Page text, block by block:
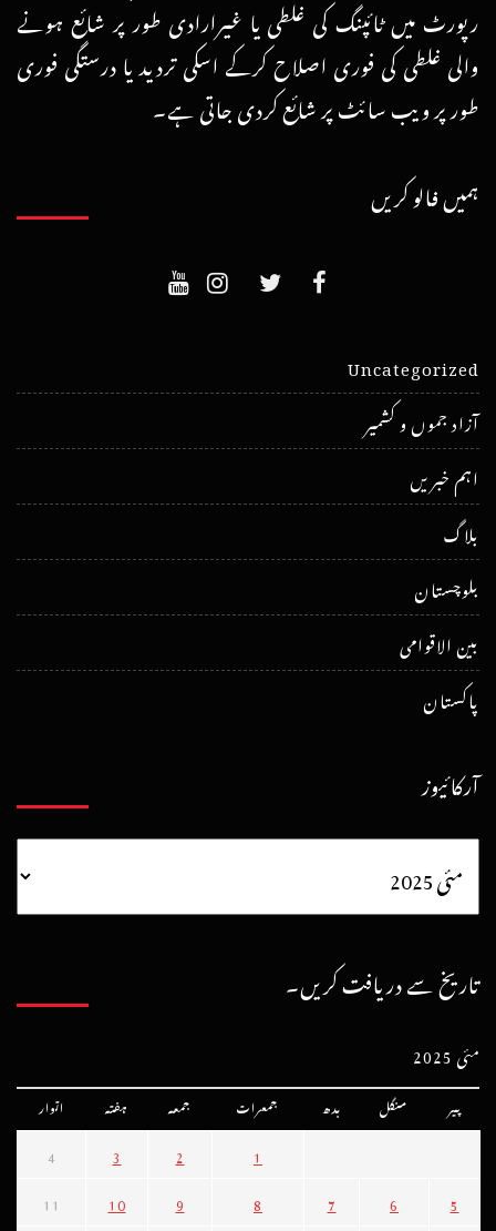
رپورٹ میں ٹائپنگ کی غلطی یا غیرارادی طور پر شائع ہونے
والی غلطی کی فوری اصلاح کرکے اسکی تردید یا درستگی فوری
طور پر ویب سائٹ پر شائع کردی جاتی ہے۔
ہمیں فالو کریں
Uncategorized
آزاد جموں و کشمیر
اہم خبریں
بلاگ
بلوچستان
بین الاقوامی
پاکستان
آرکائیوز
تاریخ سے دریافت کریں۔
مئی 2025
پیر منگل بدھ جمعرات جمعہ ہفتہ اتوار
1
2
3
4
5
6
7
8
9
10
11